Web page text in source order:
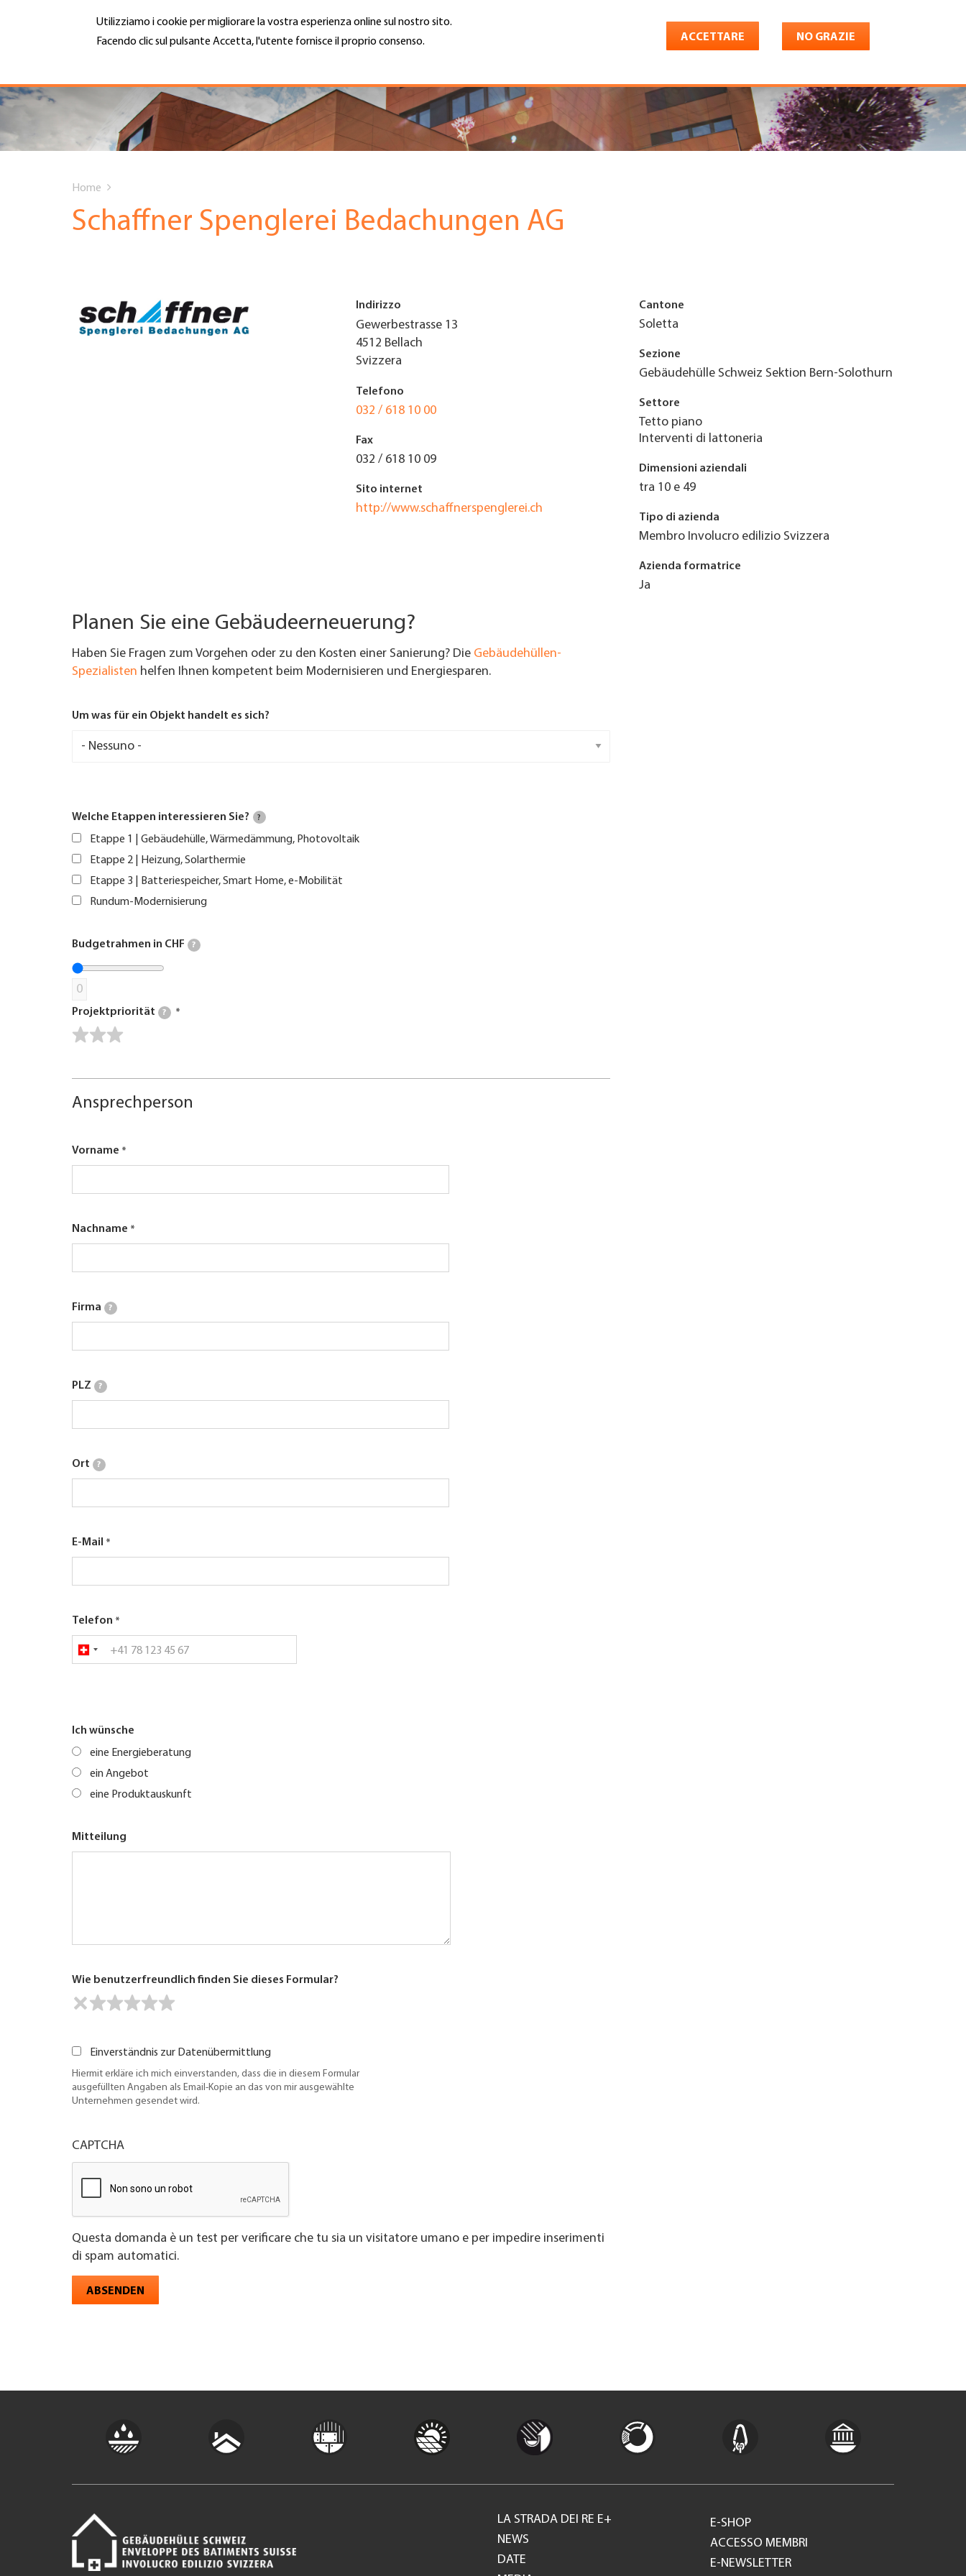
Utilizziamo i cookie per migliorare la vostra esperienza online sul nostro sito.
Facendo clic sul pulsante Accetta, l'utente fornisce il proprio consenso.
ACCETTARE NO GRAZIE
Hauptnavigation
CHI SIAMO
SERVIZI
DATE EVENTI
CARRIERA E LAVORO
MENU Cerca
Top
Menu
are
Home
Schaffner Spenglerei Bedachungen AG
Indirizzo
Gewerbestrasse 13
4512 Bellach
Svizzera
Telefono
032 / 618 10 00
Fax
032 / 618 10 09
Sito internet
http://www.schaffnerspenglerei.ch
Cantone
Soletta
Sezione
Gebäudehülle Schweiz Sektion Bern-Solothurn
Settore
Tetto piano
Interventi di lattoneria
Dimensioni aziendali
tra 10 e 49
Tipo di azienda
Membro Involucro edilizio Svizzera
Azienda formatrice
Ja
Planen Sie eine Gebäudeerneuerung?
Haben Sie Fragen zum Vorgehen oder zu den Kosten einer Sanierung? Die Gebäudehüllen-
Spezialisten helfen Ihnen kompetent beim Modernisieren und Energiesparen.
Um was für ein Objekt handelt es sich?
Welche Etappen interessieren Sie? ?
Etappe 1 | Gebäudehülle, Wärmedämmung, Photovoltaik
Etappe 2 | Heizung, Solarthermie
Etappe 3 | Batteriespeicher, Smart Home, e-Mobilität
Rundum-Modernisierung
Budgetrahmen in CHF ?
0
Projektpriorität ?
Ansprechperson
Vorname
Nachname
Firma ?
PLZ ?
Ort ?
E-Mail
Telefon
Ich wünsche
eine Energieberatung
ein Angebot
eine Produktauskunft
Mitteilung
Wie benutzerfreundlich finden Sie dieses Formular?
Einverständnis zur Datenübermittlung
Hiermit erkläre ich mich einverstanden, dass die in diesem Formular
ausgefüllten Angaben als Email-Kopie an das von mir ausgewählte
Unternehmen gesendet wird.
CAPTCHA
Questa domanda è un test per verificare che tu sia un visitatore umano e per impedire inserimenti
di spam automatici.
ABSENDEN
Footer
LA STRADA DEI RE E+
NEWS
DATE
E-SHOP
ACCESSO MEMBRI
E-NEWSLETTER